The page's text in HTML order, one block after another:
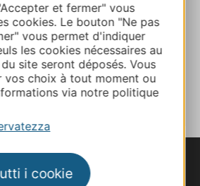
et fermer" vous
cookies. Le bouton "Ne pas
vous permet d'indiquer
les cookies nécessaires au
site seront déposés. Vous
vos choix à tout moment ou
via notre politique
i cookie